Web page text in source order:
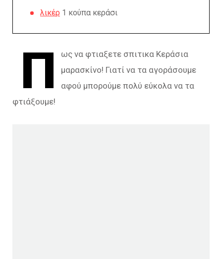
λικέρ 1 κούπα κεράσι
Π
ως να φτιαξετε σπιτικα Κεράσια
μαρασκίνο! Γιατί να τα αγοράσουμε
αφού μπορούμε πολύ εύκολα να τα
φτιάξουμε!